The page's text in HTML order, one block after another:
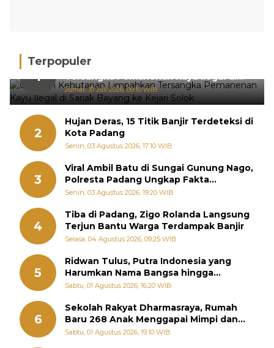
Terpopuler
1
Gakkum Kehutanan Limpahkan
Tersangka Pemanenan Kayu Ilegal di
Sariak Bayang ke Kejari Solok
Jumat, 31 Juli 2026, 09:10 WIB
2
Hujan Deras, 15 Titik Banjir Terdeteksi di
Kota Padang
Senin, 03 Agustus 2026, 17:10 WIB
3
Viral Ambil Batu di Sungai Gunung Nago,
Polresta Padang Ungkap Fakta
Sebenarnya
Senin, 03 Agustus 2026, 19:20 WIB
4
Tiba di Padang, Zigo Rolanda Langsung
Terjun Bantu Warga Terdampak Banjir
Selasa, 04 Agustus 2026, 09:25 WIB
5
Ridwan Tulus, Putra Indonesia yang
Harumkan Nama Bangsa hingga
Diabadikan dalam Buku Jepang
Sabtu, 01 Agustus 2026, 16:20 WIB
6
Sekolah Rakyat Dharmasraya, Rumah
Baru 268 Anak Menggapai Mimpi dan
Memutus Rantai Kemiskinan
Sabtu, 01 Agustus 2026, 19:10 WIB